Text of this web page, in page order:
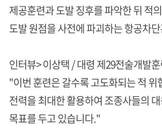
제공훈련과 도발 징후를 파악한 뒤 적
도발 원점을 사전에 파괴하는 항공차
인터뷰> 이상택 / 대령 제29전술개발
"이번 훈련은 갈수록 고도화되는 적 위
전력을 최대한 활용하여 조종사들의
목표를 두고 있습니다."